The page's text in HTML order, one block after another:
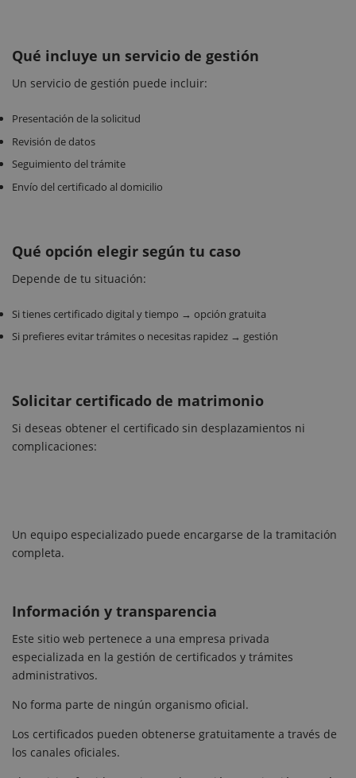
Qué incluye un servicio de gestión
Un servicio de gestión puede incluir:
Presentación de la solicitud
Revisión de datos
Seguimiento del trámite
Envío del certificado al domicilio
Qué opción elegir según tu caso
Depende de tu situación:
Si tienes certificado digital y tiempo → opción gratuita
Si prefieres evitar trámites o necesitas rapidez → gestión
Solicitar certificado de matrimonio
Si deseas obtener el certificado sin desplazamientos ni
complicaciones:
Un equipo especializado puede encargarse de la tramitación
completa.
Información y transparencia
Este sitio web pertenece a una empresa privada
especializada en la gestión de certificados y trámites
administrativos.
No forma parte de ningún organismo oficial.
Los certificados pueden obtenerse gratuitamente a través de
los canales oficiales.